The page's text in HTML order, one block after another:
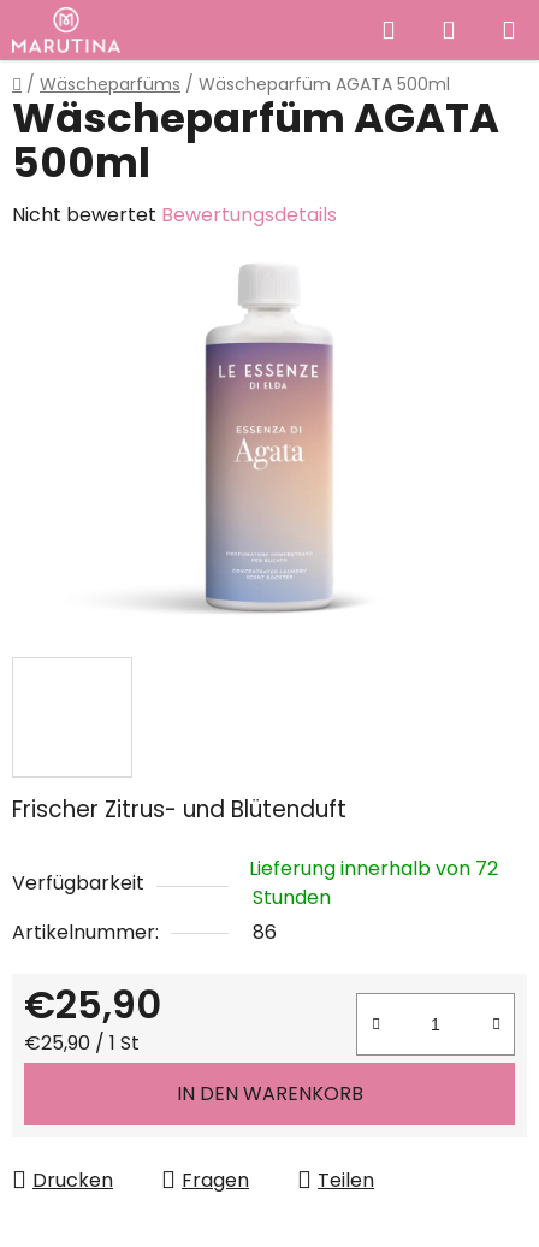
Inhalt
springen
Suchen
Startseite
/ Wäscheparfüms / Wäscheparfüm AGATA 500ml
Frischer Zitrus- und Blütenduft
Verfügbarkeit
Lieferung innerhalb von 72
Stunden
Artikelnummer:
86
€25,90
Verkaufspreis:
€25,90 / 1 St
IN DEN WARENKORB
Drucken Fragen Teilen
Wäscheparfüm AGATA
500ml
Die
Nicht bewertet Bewertungsdetails